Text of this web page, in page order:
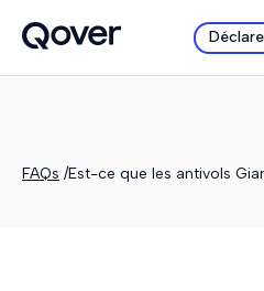
FAQs /Est-ce que les antivols